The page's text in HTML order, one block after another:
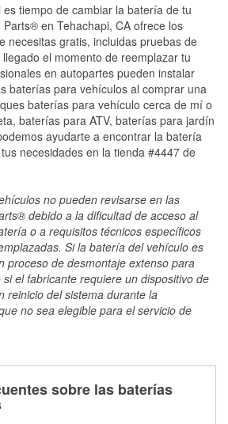
tiempo de cambiar la batería de tu
en Tehachapi, CA ofrece los
necesitas gratis, incluidas pruebas de
el momento de reemplazar tu
en autopartes pueden instalar
baterías para vehículos al comprar una
baterías para vehículo cerca de mí o
baterías para ATV, baterías para jardín
ayudarte a encontrar la batería
necesidades en la tienda #4447 de
no pueden revisarse en las
debido a la dificultad de acceso al
o a requisitos técnicos específicos
Si la batería del vehículo es
proceso de desmontaje extenso para
el fabricante requiere un dispositivo de
reinicio del sistema durante la
no sea elegible para el servicio de
sobre las baterías